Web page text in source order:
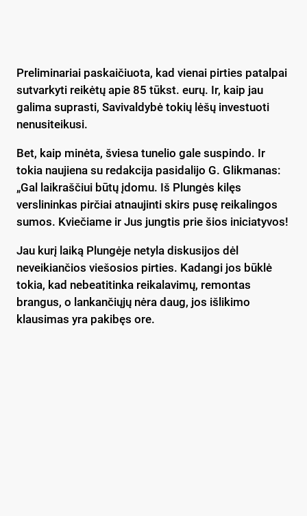
Preliminariai paskaičiuota, kad vienai pirties patalpai
sutvarkyti reikėtų apie 85 tūkst. eurų. Ir, kaip jau
galima suprasti, Savivaldybė tokių lėšų investuoti
nenusiteikusi.
Bet, kaip minėta, šviesa tunelio gale suspindo. Ir
tokia naujiena su redakcija pasidalijo G. Glikmanas:
„Gal laikraščiui būtų įdomu. Iš Plungės kilęs
verslininkas pirčiai atnaujinti skirs pusę reikalingos
sumos. Kviečiame ir Jus jungtis prie šios iniciatyvos!
Jau kurį laiką Plungėje netyla diskusijos dėl
neveikiančios viešosios pirties. Kadangi jos būklė
tokia, kad nebeatitinka reikalavimų, remontas
brangus, o lankančiųjų nėra daug, jos išlikimo
klausimas yra pakibęs ore.